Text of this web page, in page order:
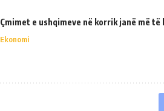
Çmimet e ushqimeve në korrik janë më
Ekonomi